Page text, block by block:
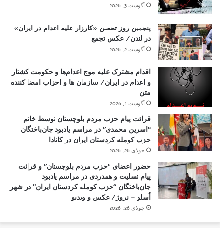
آگوست 3, 2026
پنجمین روز تحصن «کارزار علیه اعدام در ایران»
در لندن/ عکس تجمع
آگوست 2, 2026
اقدام مشترک علیه موج اعدام‌ها و حکومت کشتار
و اعدام در ایران/ سازمان ها و احزاب امضا کننده
متن
آگوست 1, 2026
قرائت پیام حزب مردم بلوچستان توسط خانم
“اسرین محمدی” در مراسم یادبود جان‌باختگان
حزب کومله کردستان ایران در کانادا
جولای 26, 2026
حضور اعضای “حزب مردم بلوچستان” و قرائت
پیام تسلیت و همدردی در مراسم یادبود
جان‌باختگان “حزب کومله کردستان ایران” در شهر
اُسلو – نروژ/ عکس و ویدیو
جولای 26, 2026